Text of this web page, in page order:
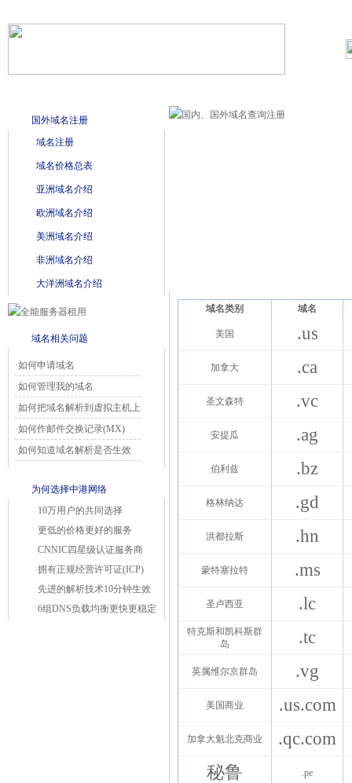
国外域名注册
域名注册
域名价格总表
亚洲域名介绍
欧洲域名介绍
美洲域名介绍
非洲域名介绍
大洋洲域名介绍
域名相关问题
·如何申请域名
·如何管理我的域名
·如何把域名解析到虚拟主机上
·如何作邮件交换记录(MX)
·如何知道域名解析是否生效
为何选择中港网络
10万用户的共同选择
更低的价格更好的服务
CNNIC四星级认证服务商
拥有正规经营许可证(ICP)
先进的解析技术10分钟生效
6组DNS负载均衡更快更稳定
域名类别 域名
美国 .us
加拿大 .ca
圣文森特 .vc
安提瓜 .ag
伯利兹 .bz
格林纳达 .gd
洪都拉斯 .hn
蒙特塞拉特 .ms
圣卢西亚 .lc
特克斯和凯科斯群
岛
.tc
英属维尔京群岛 .vg
美国商业 .us.com
加拿大魁北克商业
.qc.com
秘鲁
.pe